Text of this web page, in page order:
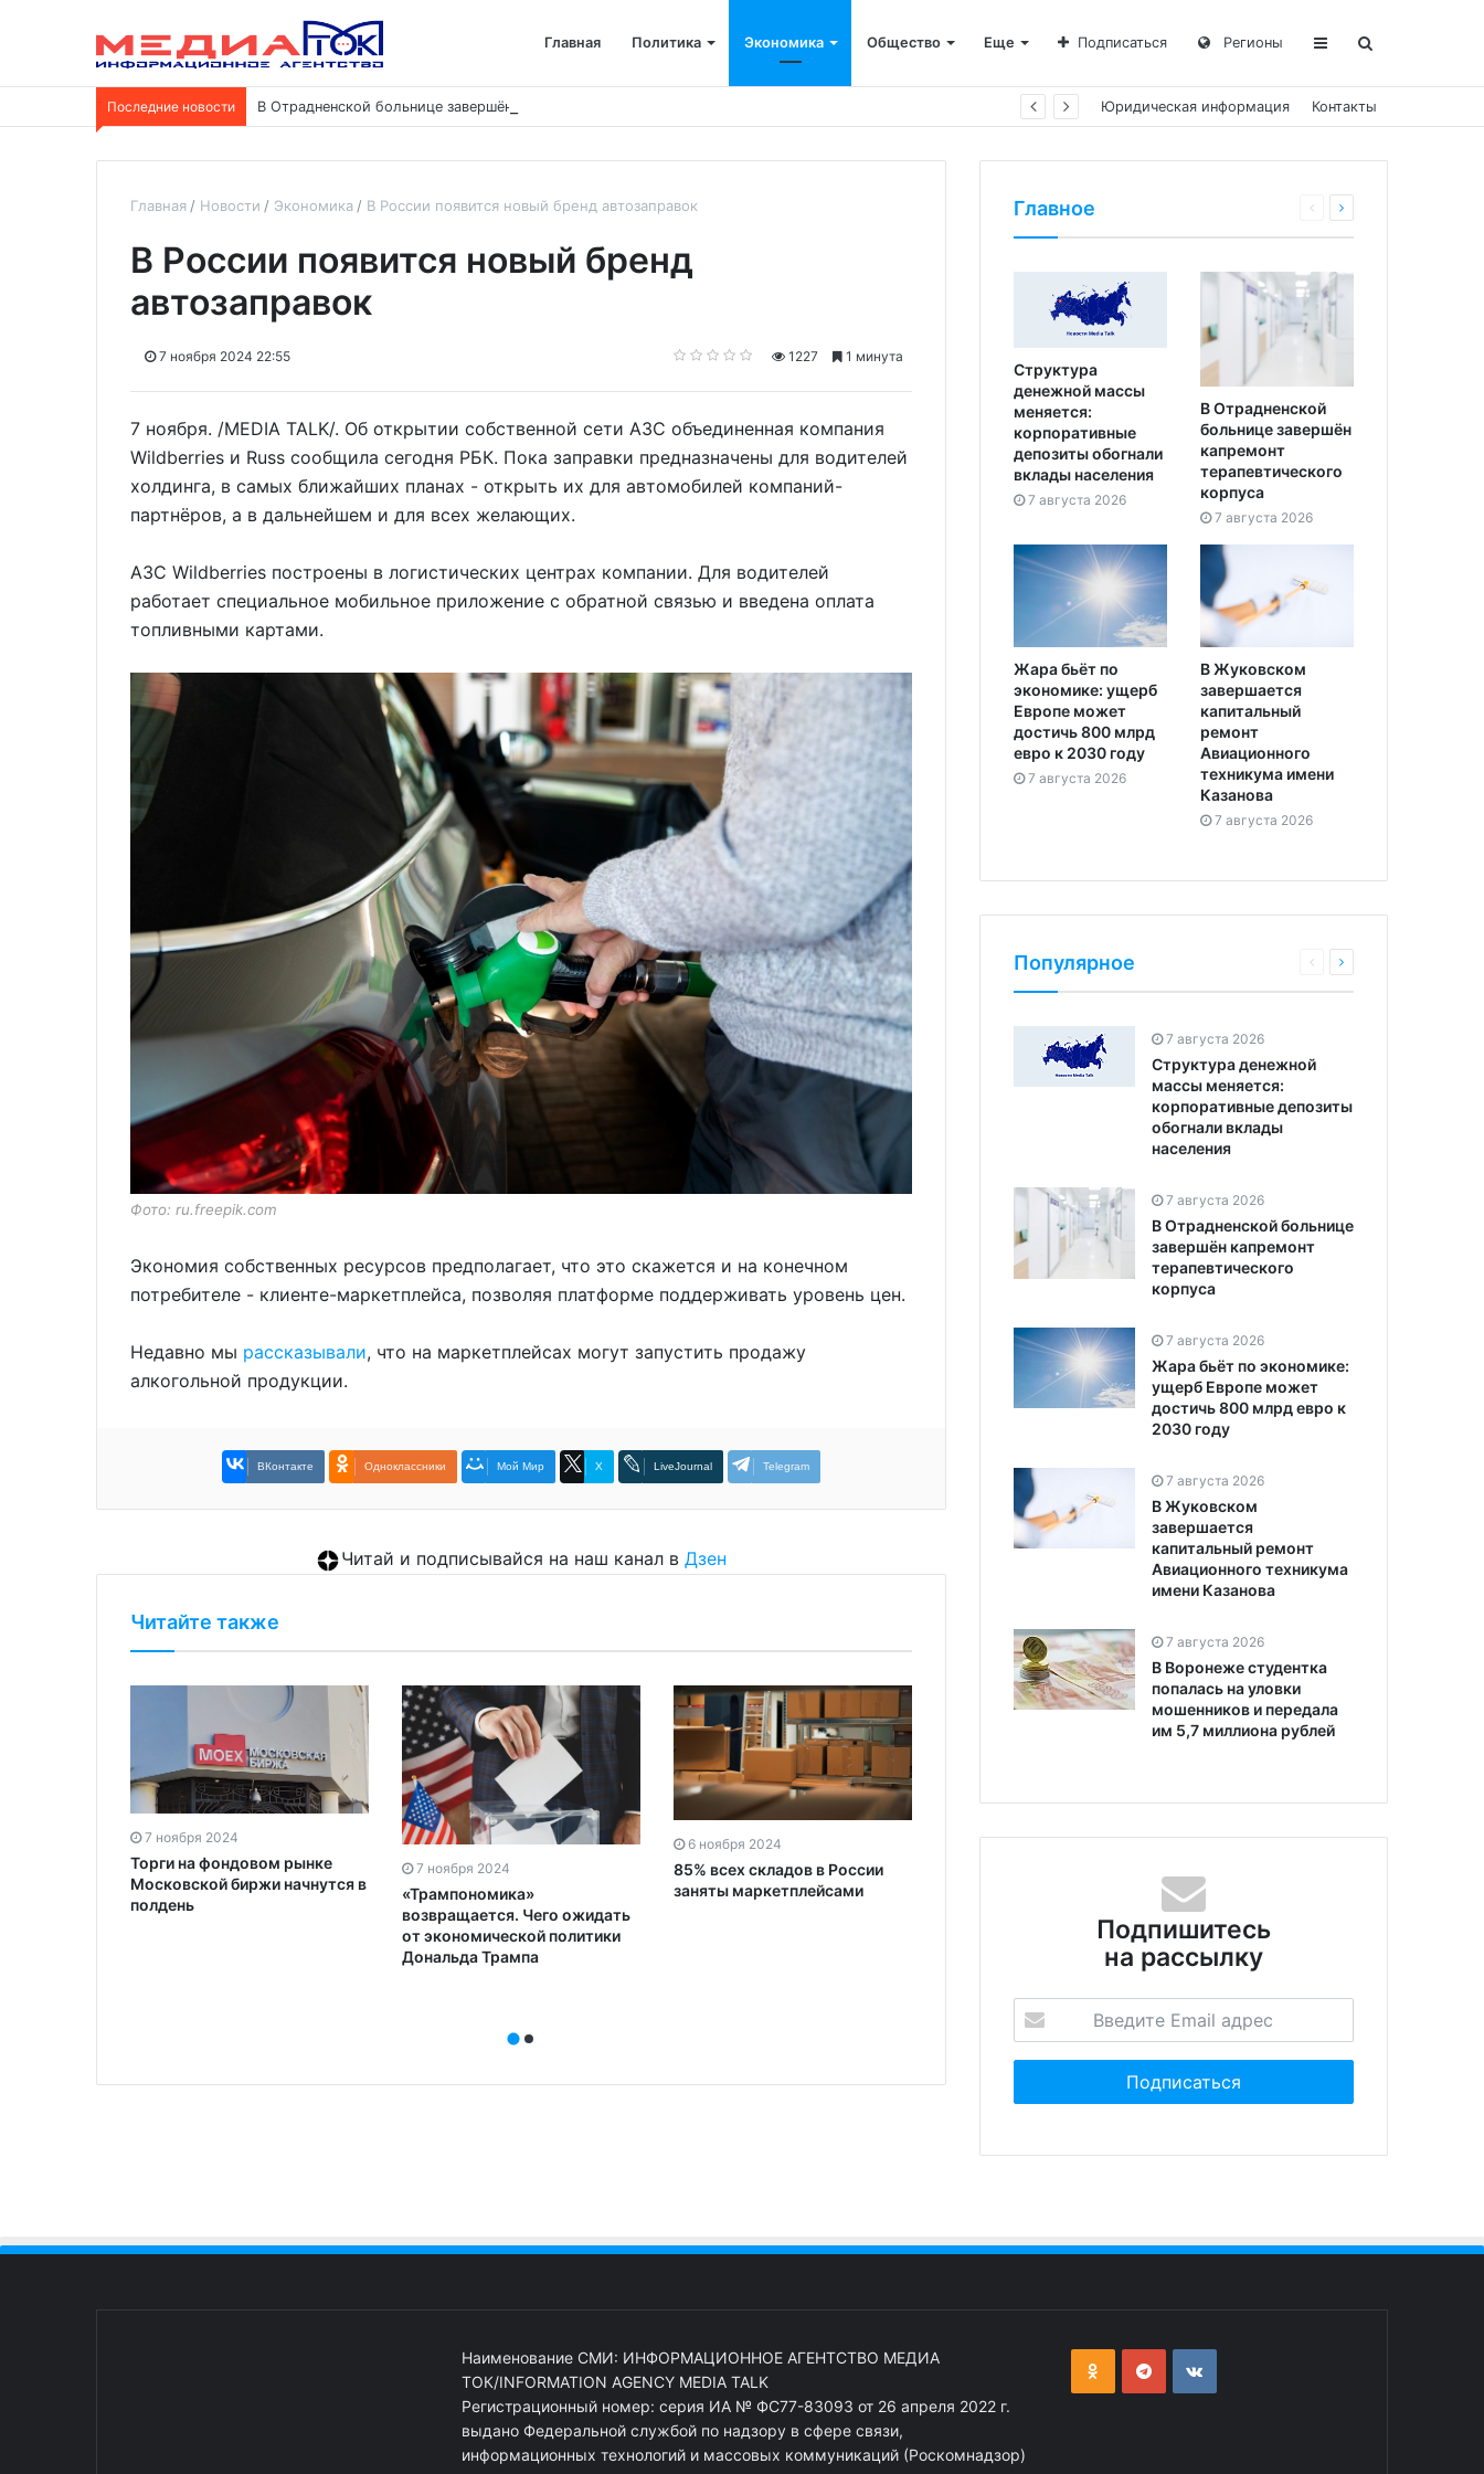
Главная Политика Экономика Общество Еще Подписаться Регионы
Последние новости В Отрадненской больнице завершён капремонт терапевтического корпуса Юридическая информация Контакты
Главная Новости Экономика В России появится новый бренд автозаправок
В России появится новый бренд
автозаправок
7 ноября 2024 22:55 1227 1 минута
7 ноября. /MEDIA TALK/. Об открытии собственной сети АЗС ​объединенная компания
Wildberries и Russ сообщила сегодня РБК. Пока заправки предназначены для водителей
холдинга, в самых ближайших планах - открыть их для автомобилей компаний-
партнёров, а в дальнейшем и для всех желающих.
АЗС Wildberries построены в логистических центрах компании. Для водителей
работает специальное мобильное приложение с обратной связью и введена оплата
топливными картами.
Фото: ru.freepik.com
Экономия собственных ресурсов предполагает, что это скажется и на конечном
потребителе - клиенте-маркетплейса, позволяя платформе поддерживать уровень цен.
Недавно мы рассказывали, что на маркетплейсах могут запустить продажу
алкогольной продукции.
ВКонтакте Одноклассники Мой Мир X LiveJournal Telegram
Читай и подписывайся на наш канал в Дзен
Читайте также
7 ноября 2024
Торги на фондовом рынке
Московской биржи начнутся в
полдень
7 ноября 2024
«Трампономика»
возвращается. Чего ожидать
от экономической политики
Дональда Трампа
6 ноября 2024
85% всех складов в России
заняты маркетплейсами
автосервисов для замены
углубляют сотрудничество
Главное
Структура
денежной массы
меняется:
корпоративные
депозиты обогнали
вклады населения
7 августа 2026
В Отрадненской
больнице завершён
капремонт
терапевтического
корпуса
7 августа 2026
Жара бьёт по
экономике: ущерб
Европе может
достичь 800 млрд
евро к 2030 году
7 августа 2026
В Жуковском
завершается
капитальный
ремонт
Авиационного
техникума имени
Казанова
7 августа 2026
Популярное
7 августа 2026
Структура денежной
массы меняется:
корпоративные депозиты
обогнали вклады
населения
7 августа 2026
В Отрадненской больнице
завершён капремонт
терапевтического
корпуса
7 августа 2026
Жара бьёт по экономике:
ущерб Европе может
достичь 800 млрд евро к
2030 году
7 августа 2026
В Жуковском
завершается
капитальный ремонт
Авиационного техникума
имени Казанова
7 августа 2026
В Воронеже студентка
попалась на уловки
мошенников и передала
им 5,7 миллиона рублей
Подпишитесь
на рассылку
Наименование СМИ: ИНФОРМАЦИОННОЕ АГЕНТСТВО МЕДИА
ТОК/INFORMATION AGENCY MEDIA TALK
Регистрационный номер: серия ИА № ФС77-83093 от 26 апреля 2022 г.
выдано Федеральной службой по надзору в сфере связи,
информационных технологий и массовых коммуникаций (Роскомнадзор)